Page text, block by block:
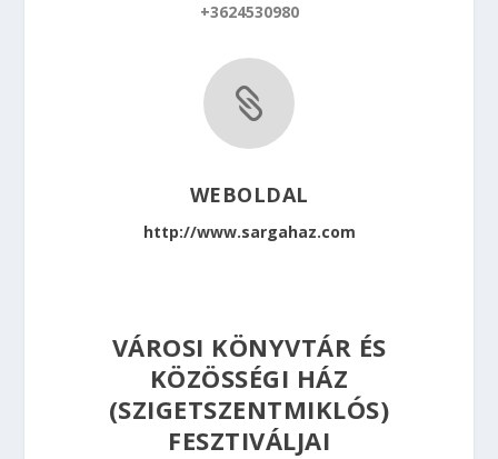
+3624530980

WEBOLDAL
http://www.sargahaz.com
VÁROSI KÖNYVTÁR ÉS
KÖZÖSSÉGI HÁZ
(SZIGETSZENTMIKLÓS)
FESZTIVÁLJAI